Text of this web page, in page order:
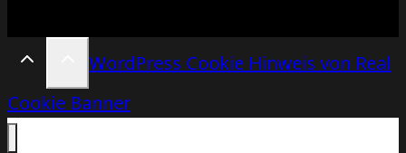
WordPress Cookie Hinweis von Real
Cookie Banner